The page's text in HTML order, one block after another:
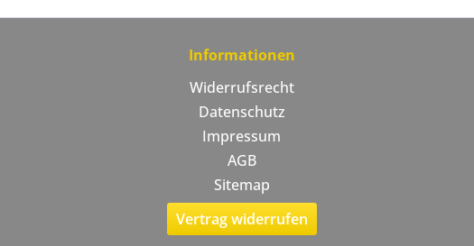
Informationen
Widerrufsrecht
Datenschutz
Impressum
AGB
Sitemap
Vertrag widerrufen